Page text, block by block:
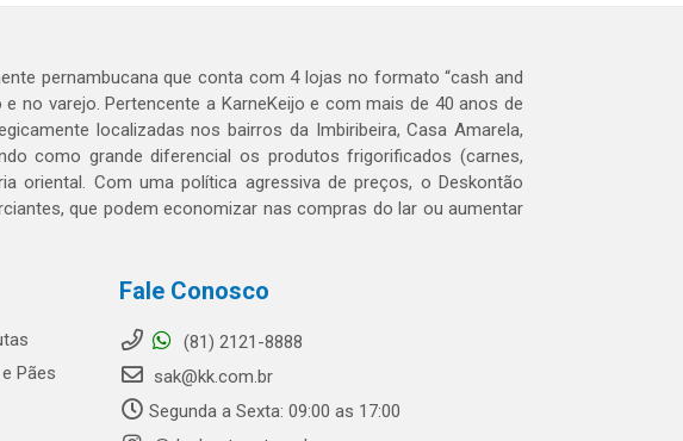
pernambucana que conta com 4 lojas no formato “cash and
no varejo. Pertencente a KarneKeijo e com mais de 40 anos de
localizadas nos bairros da Imbiribeira, Casa Amarela,
como grande diferencial os produtos frigorificados (carnes,
oriental. Com uma política agressiva de preços, o Deskontão
que podem economizar nas compras do lar ou aumentar
Pães
Fale Conosco
(81) 2121-8888
sak@kk.com.br
Segunda a Sexta: 09:00 as 17:00